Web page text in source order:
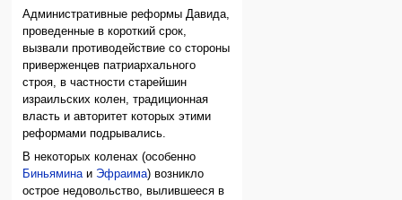
Административные реформы Давида,
проведенные в короткий срок,
вызвали противодействие со стороны
приверженцев патриархального
строя, в частности старейшин
израильских колен, традиционная
власть и авторитет которых этими
реформами подрывались.
В некоторых коленах (особенно
Биньямина и Эфраима) возникло
острое недовольство, вылившееся в